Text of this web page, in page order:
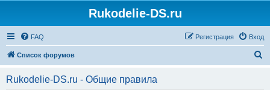
Rukodelie-DS.ru
FAQ Вход
Регистрация
Список форумов
Rukodelie-DS.ru - Общие правила